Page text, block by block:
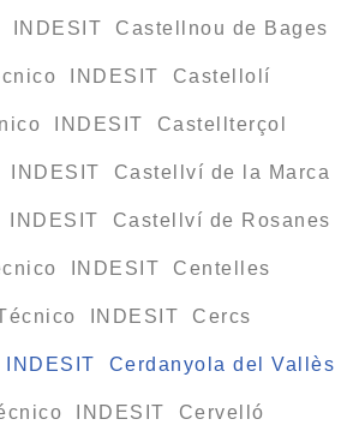
INDESIT Castellnou de Bages
INDESIT Castellolí
INDESIT Castellterçol
INDESIT Castellví de la Marca
Castellví de Rosanes
INDESIT Centelles
INDESIT Cercs
Cerdanyola del Vallès
INDESIT Cervelló